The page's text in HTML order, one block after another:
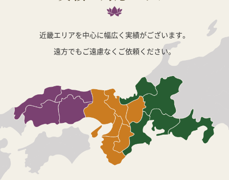
近畿エリアを中心に幅広く実績がございます。
遠方でもご遠慮なくご依頼ください。